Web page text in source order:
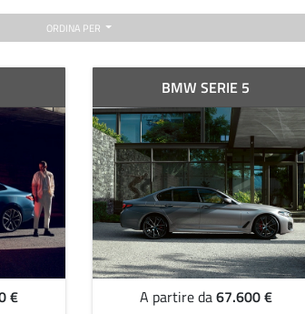
ORDINA PER
€
BMW SERIE 5
A partire da67.600 €